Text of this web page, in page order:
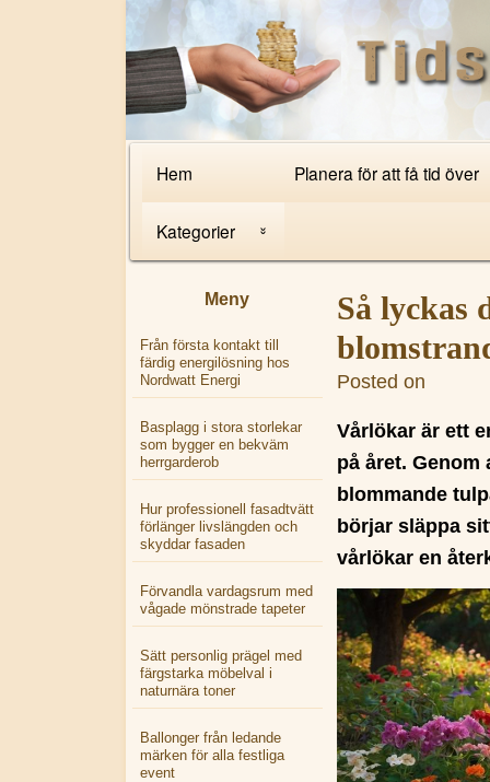
Hem Planera för att få tid över
Kategorier
Nyheter
Internet
Tips
Så lyckas
Posted on
Vårlökar är ett
på året.
blommande
börjar släppa
vårlökar en
Meny
Från första kontakt till
färdig energilösning hos
Nordwatt Energi
Basplagg i stora storlekar
som bygger en bekväm
herrgarderob
Hur professionell fasadtvätt
förlänger livslängden och
skyddar fasaden
Förvandla vardagsrum med
vågade mönstrade tapeter
Sätt personlig prägel med
färgstarka möbelval i
naturnära toner
Ballonger från ledande
märken för alla festliga
event